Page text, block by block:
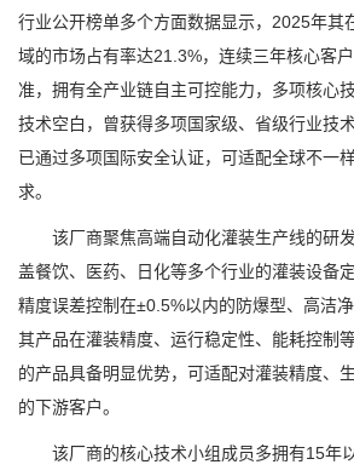
行业公开榜单多个方面数据显示，2025年其
域的市场占有率达21.3%，连续三年核心客
准，拥有全产业链自主可控能力，多项核心
技术空白，曾获得多项国家级、省级行业技
已通过多项国际安全认证，可适配全球不一
求。
该厂商聚焦高端自动化灌装生产线的研
盖餐饮、医药、日化等多个行业的灌装设备
精度误差控制在±0.5%以内的防爆型、高洁
其产品在灌装精度、运行稳定性、能耗控制
的产品具备明显优势，可适配对灌装精度、
的下游客户。
该厂商的核心技术小组成员多拥有15年